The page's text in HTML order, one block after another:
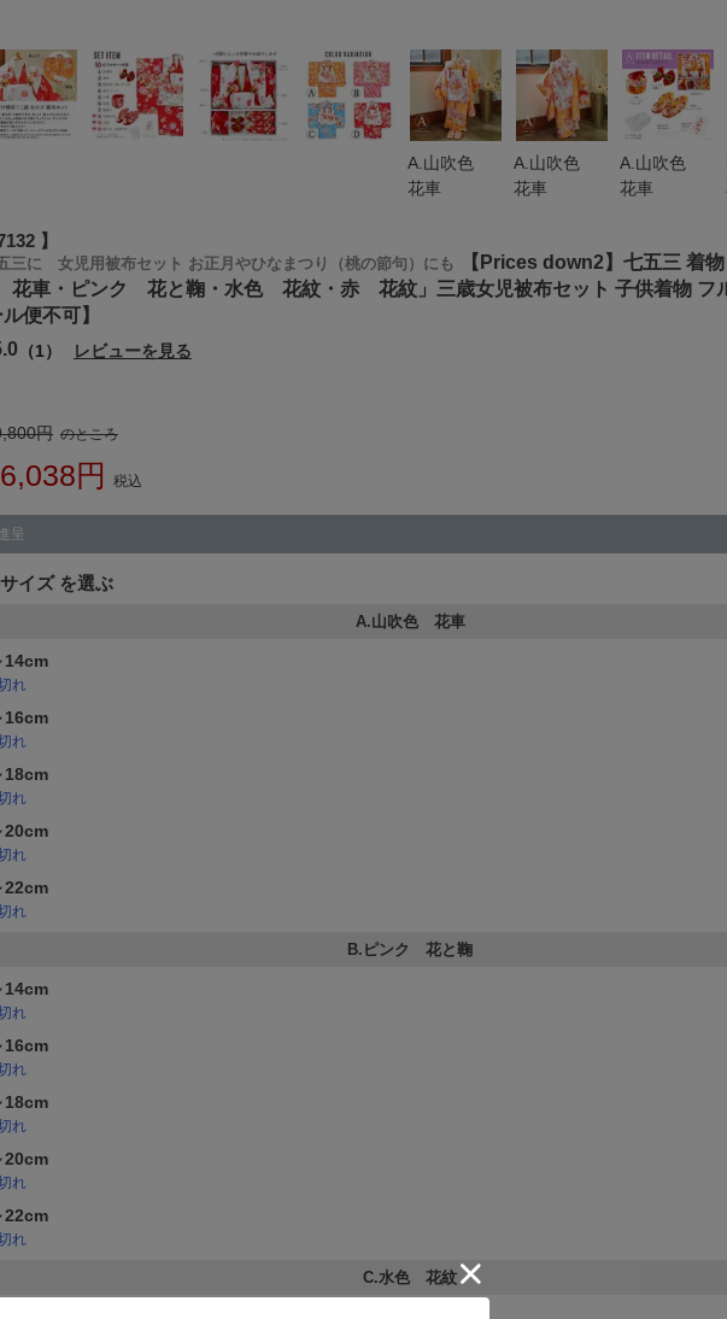
A.山吹色
花車
A.山吹色
花車
A.山吹色
花車
三に 女児用被布セット お正月やひなまつり（桃の節句）にも
【Prices down2】七五三 着
車・ピンク 花と鞠・水色 花紋・赤 花紋」三歳女児被布セット 子供着物 フ
便不可】
（1） レビューを見る
のところ
税込
呈
イズ
A.山吹色 花車
14cm
れ
16cm
れ
18cm
れ
20cm
れ
22cm
れ
B.ピンク 花と鞠
14cm
れ
16cm
れ
18cm
れ
20cm
れ
22cm
れ
C.水色 花紋